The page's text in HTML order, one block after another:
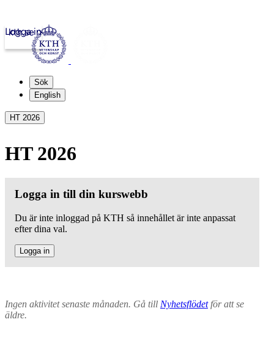
kth.se
Logga in
Sök
English
HT 2026
HT 2026
Logga in till din kurswebb
Du är inte inloggad på KTH så innehållet är inte anpassat
efter dina val.
Logga in
Ingen aktivitet senaste månaden. Gå till Nyhetsflödetför att se
äldre.